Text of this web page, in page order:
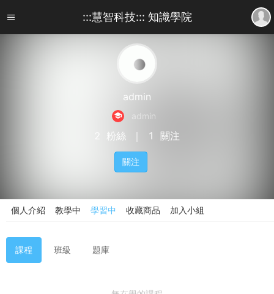
:::慧智科技::: 知識學院
admin
admin
粉絲 ｜ 1 關注
關注
個人介紹 教學中 學習中 收藏商品 加入小組
課程 班級 題庫